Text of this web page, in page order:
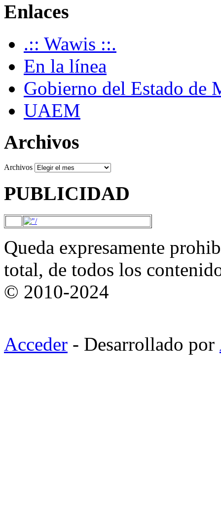
Enlaces
.:: Wawis ::.
En la línea
Gobierno del Estado de
UAEM
Archivos
Archivos
PUBLICIDAD
Queda expresamente
total, de todos los
© 2010-2024
Acceder - Desarrollado por